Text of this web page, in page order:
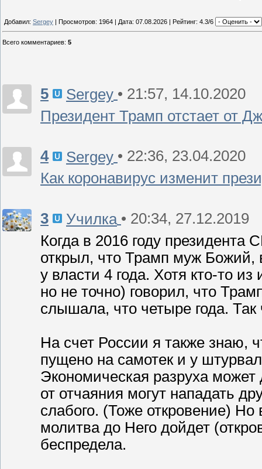
Добавил: Sergey | Просмотров: 1964 | Дата: 07.08.2026 | Рейтинг: 4.3/6
Всего комментариев: 5
5 Sergey • 21:57, 14.10.2020
Президент Трамп отстает от
4 Sergey • 22:36, 23.04.2020
Как коронавирус изменит
3 Училка • 20:34, 27.12.2019
Когда в 2016 году президента
открыл, что Трамп муж Божий,
у власти 4 года. Хотя кто-то
но не точно) говорил, что
слышала, что четыре года.
На счет России я также знаю,
пущено на самотек и у
Экономическая разруха
от отчаяния могут нападать
слабого. (Тоже откровение)
молитва до Него дойдет
беспредела.